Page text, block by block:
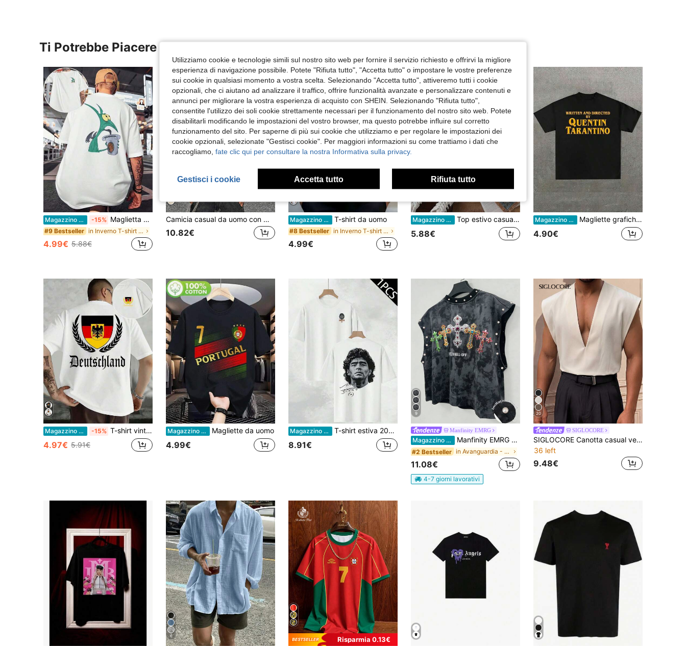
Ti Potrebbe Piacere
Magazzino EU -15% Maglietta grafica Ade Ercole che beve, collo tondo, stampata su entrambi i lati, stile casual, moda uomo, cotone 220 G/M² (1 pezzo)
#9 Bestseller in Inverno T-shirt da uomo
4.99€ 5.88€
Camicia casual da uomo con maniche corte, bottoni a rana sul davanti, vestibilità corta e ampia, stile unisex versatile nero per coppie, adatta per appuntamenti nel fine settimana, uscite quotidiane, vacanze al mare
10.82€
Magazzino EU T-shirt da uomo
#8 Bestseller in Inverno T-shirt da uomo
4.99€
Magazzino EU Top estivo casual da donna con stampa su entrambi i lati, stile vintage, stampa della Madonna di Guadalupe Regina delle,-shirt a maniche corte con scollo rotondo, outfit estivo da uomo.
5.88€
Magazzino EU Magliette grafiche da uomo, Maglietta con grafica scritta e diretta da Quentin Tarantino, Taglie forti da uomo 100% cotone casual con stampa girocollo a maniche corte regalo estivo
4.90€
Magazzino EU -15% T-shirt vintage Herren Deutschland Flagge & Adler, 200g Baumwolle, Rundhals Soft Atmungsaktiv Top
4.97€ 5.91€
Magazzino EU Magliette da uomo
4.99€
Magazzino EU T-shirt estiva 2026 da uomo, con ritratto di Maradona, casual, traspirante, con stampa accattivante e design su entrambi i lati.
8.91€
9
Manfinity EMRG
Magazzino EU Manfinity EMRG Gilet da uomo alla moda con stampa a croce e perle finte
#2 Bestseller in Avanguardia - Gotico/Punk Canotte da uomo
11.08€
4-7 giorni lavorativi
20
SIGLOCORE
SIGLOCORE Canotta casual versatile da uomo con scollo a V, tinta unita
36 left
9.48€
6 Risparmia 0.13€
Utilizziamo cookie e tecnologie simili sul nostro sito web per fornire il servizio richiesto e offrirvi la migliore
esperienza di navigazione possibile. Potete "Rifiuta tutto", "Accetta tutto" o impostare le vostre preferenze
sui cookie in qualsiasi momento a vostra scelta. Selezionando "Accetta tutto", attiveremo tutti i cookie
opzionali, che ci aiutano ad analizzare il traffico, offrire funzionalità avanzate e personalizzare contenuti e
annunci per migliorare la vostra esperienza di acquisto con SHEIN. Selezionando "Rifiuta tutto",
consentite l'utilizzo dei soli cookie strettamente necessari per il funzionamento del nostro sito web. Potete
disabilitarli modificando le impostazioni del vostro browser, ma questo potrebbe influire sul corretto
funzionamento del sito. Per saperne di più sui cookie che utilizziamo e per regolare le impostazioni dei
cookie opzionali, selezionate "Gestisci cookie". Per maggiori informazioni su come trattiamo i dati che
raccogliamo, fate clic qui per consultare la nostra Informativa sulla privacy.
Gestisci i cookie Accetta tutto Rifiuta tutto